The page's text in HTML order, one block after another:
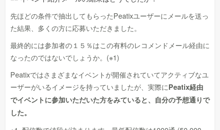
先ほどの条件で抽出してもらったPeatixユーザーにメールを送っ
た結果、多くの方に応募いただきました。
最終的には参加者の１５％はこの有料のレコメンドメール経由に
なったのではないでしょうか。(※1)
Peatixではさまざまなイベントが開催されていてアクティブなユ
ーザーがいるイメージを持っていましたが、実際にPeatix経由
でイベントに参加いただいた方をみていると、自分の予想通りで
した。